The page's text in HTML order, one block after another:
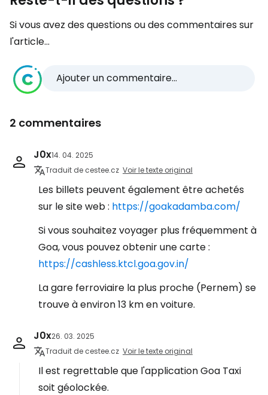
Si vous avez des questions ou des commentaires sur
l'article...
Ajouter un commentaire...
2 commentaires
J0x14. 04. 2025
Traduit de cestee.cz Voir le texte original
Les billets peuvent également être achetés
sur le site web : https://goakadamba.com/
Si vous souhaitez voyager plus fréquemment à
Goa, vous pouvez obtenir une carte :
https://cashless.ktcl.goa.gov.in/
La gare ferroviaire la plus proche (Pernem) se
trouve à environ 13 km en voiture.
J0x26. 03. 2025
Traduit de cestee.cz Voir le texte original
Il est regrettable que l'application Goa Taxi
soit géolockée.